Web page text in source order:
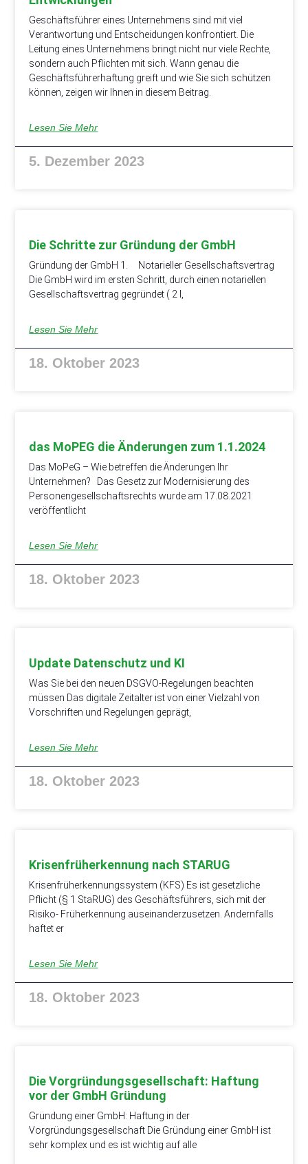
Geschäftsführer eines Unternehmens sind mit viel
Verantwortung und Entscheidungen konfrontiert. Die
Leitung eines Unternehmens bringt nicht nur viele Rechte,
sondern auch Pflichten mit sich. Wann genau die
Geschäftsführerhaftung greift und wie Sie sich schützen
können, zeigen wir Ihnen in diesem Beitrag.
Lesen Sie Mehr
5. Dezember 2023
Die Schritte zur Gründung der GmbH
Gründung der GmbH 1. Notarieller Gesellschaftsvertrag
Die GmbH wird im ersten Schritt, durch einen notariellen
Gesellschaftsvertrag gegründet ( 2 I,
Lesen Sie Mehr
18. Oktober 2023
das MoPEG die Änderungen zum 1.1.2024
Das MoPeG – Wie betreffen die Änderungen Ihr
Unternehmen? Das Gesetz zur Modernisierung des
Personengesellschaftsrechts wurde am 17.08.2021
veröffentlicht
Lesen Sie Mehr
18. Oktober 2023
Update Datenschutz und KI
Was Sie bei den neuen DSGVO-Regelungen beachten
müssen Das digitale Zeitalter ist von einer Vielzahl von
Vorschriften und Regelungen geprägt,
Lesen Sie Mehr
18. Oktober 2023
Krisenfrüherkennung nach STARUG
Krisenfrüherkennungssystem (KFS) Es ist gesetzliche
Pflicht (§ 1 StaRUG) des Geschäftsführers, sich mit der
Risiko- Früherkennung auseinanderzusetzen. Andernfalls
haftet er
Lesen Sie Mehr
18. Oktober 2023
Die Vorgründungsgesellschaft: Haftung
vor der GmbH Gründung
Gründung einer GmbH: Haftung in der
Vorgründungsgesellschaft Die Gründung einer GmbH ist
sehr komplex und es ist wichtig auf alle